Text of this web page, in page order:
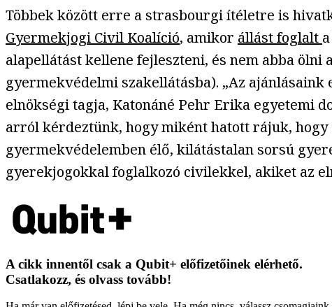
Többek között erre a strasbourgi ítéletre is
Gyermekjogi Civil Koalíció, amikor állást foglalt
alapellátást kellene fejleszteni, és nem abba
gyermekvédelmi szakellátásba). „Az
elnökségi tagja, Katonáné Pehr Erika egyetemi
arról kérdeztünk, hogy miként hatott rájuk, hogy
gyermekvédelemben élő, kilátástalan sorsú
gyerekjogokkal foglalkozó civilekkel, akiket az
A cikk innentől csak a Qubit+ előfizetőinek elérhető.
Csatlakozz, és olvass tovább!